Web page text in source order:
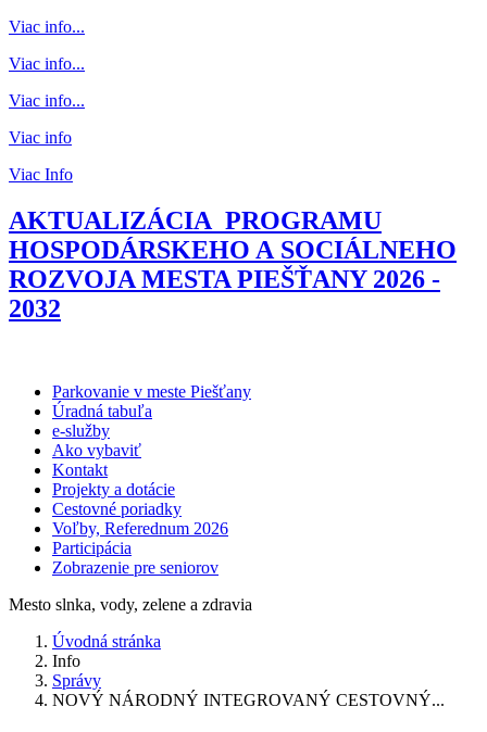
Viac info...
Viac info...
Viac info...
Viac info
Viac Info
AKTUALIZÁCIA PROGRAMU
HOSPODÁRSKEHO A SOCIÁLNEHO
ROZVOJA MESTA PIEŠŤANY 2026 -
2032
Parkovanie v meste Piešťany
Úradná tabuľa
e-služby
Ako vybaviť
Kontakt
Projekty a dotácie
Cestovné poriadky
Voľby, Referednum 2026
Participácia
Zobrazenie pre seniorov
Mesto slnka, vody, zelene a zdravia
Úvodná stránka
Info
Správy
NOVÝ NÁRODNÝ INTEGROVANÝ CESTOVNÝ...